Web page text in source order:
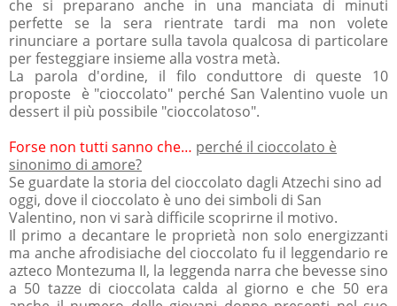
che si preparano anche in una manciata di minuti
perfette se la sera rientrate tardi ma non volete
rinunciare a portare sulla tavola qualcosa di particolare
per festeggiare insieme alla vostra metà.
La parola d'ordine, il filo conduttore di queste 10
proposte è "cioccolato" perché San Valentino vuole un
dessert il più possibile "cioccolatoso".
Forse non tutti sanno che… perché il cioccolato è
sinonimo di amore?
Se guardate la storia del cioccolato dagli Atzechi sino ad
oggi, dove il cioccolato è uno dei simboli di San
Valentino, non vi sarà difficile scoprirne il motivo.
Il primo a decantare le proprietà non solo energizzanti
ma anche afrodisiache del cioccolato fu il leggendario re
azteco Montezuma II, la leggenda narra che bevesse sino
a 50 tazze di cioccolata calda al giorno e che 50 era